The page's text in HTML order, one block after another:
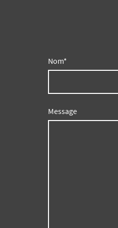
Nom*
Message